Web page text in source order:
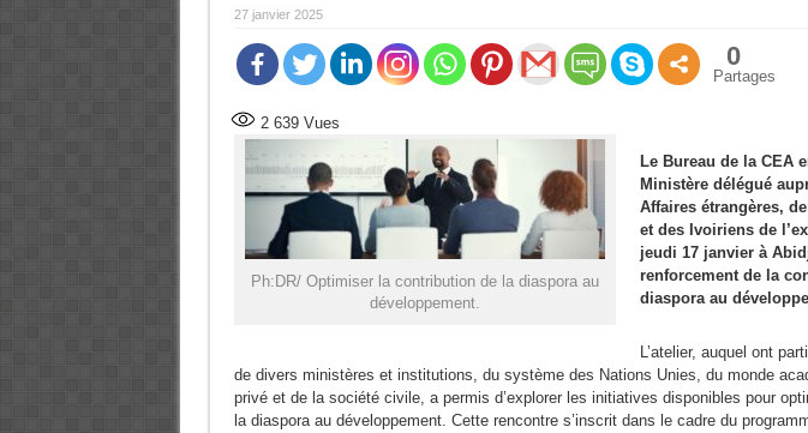
27 janvier 2025
0
Partages
2 639Vues
Ph:DR/ Optimiser la contribution de la diaspora au
développement.
Le Bureau de la CEA
Ministère délégué
Affaires étrangères,
et des Ivoiriens de
jeudi 17 janvier à
renforcement de la
diaspora au
L’atelier, auquel ont
de divers ministères et institutions, du système des Nations Unies, du monde
privé et de la société civile, a permis d’explorer les initiatives disponibles pour
la diaspora au développement. Cette rencontre s’inscrit dans le cadre du